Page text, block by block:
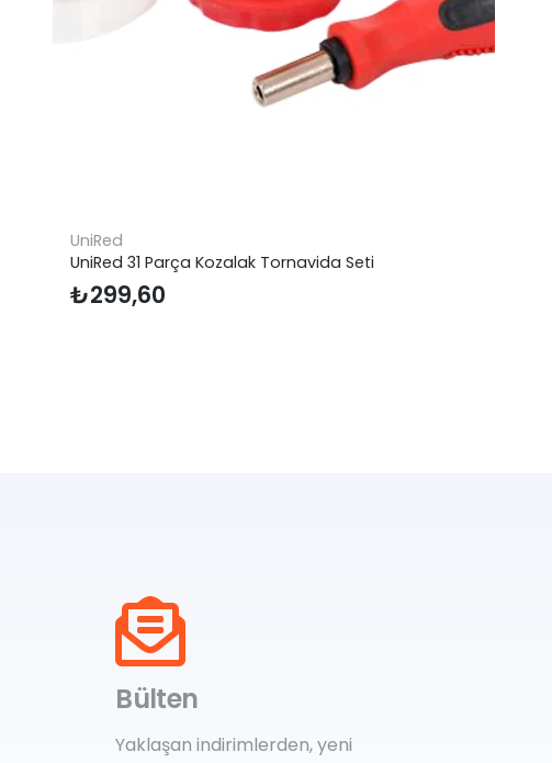
UniRed
UniRed 31 Parça Kozalak Tornavida Seti
₺299,60
Bülten
Yaklaşan indirimlerden, yeni